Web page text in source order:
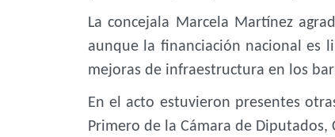
La concejala Marcela Martínez
aunque la financiación nacional es
mejoras de infraestructura en los
En el acto estuvieron presentes
Primero de la Cámara de